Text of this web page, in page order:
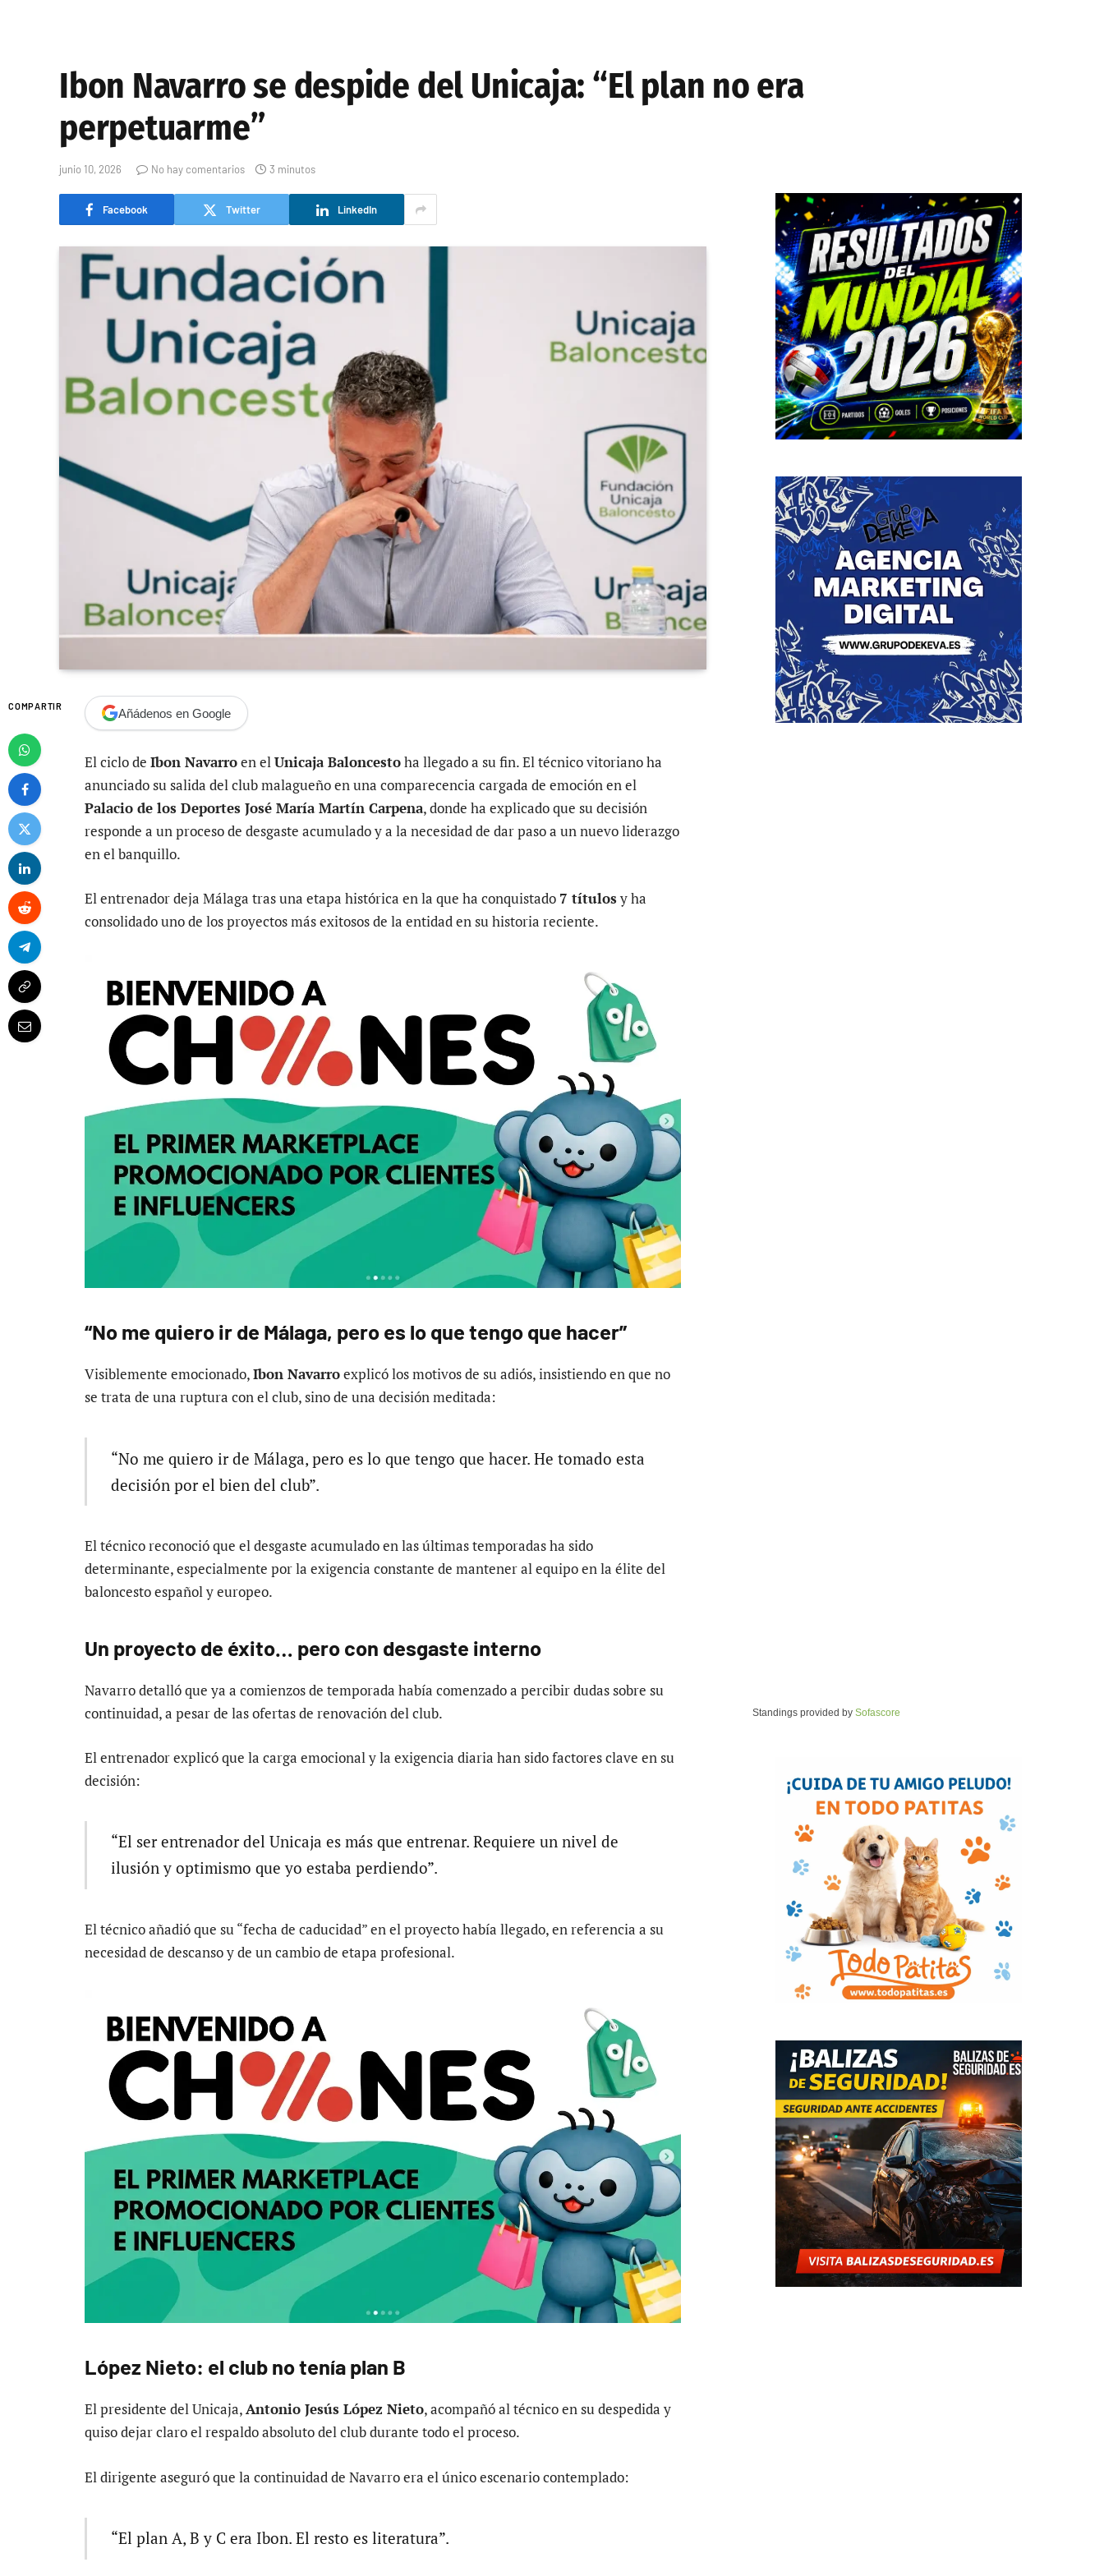
Ibon Navarro se despide del Unicaja: “El plan no era
perpetuarme”
junio 10, 2026 No hay comentarios 3 minutos
Facebook Twitter LinkedIn
COMPARTIR Añádenos en Google
El ciclo de Ibon Navarroen elUnicaja Baloncestoha llegado a su fin. El técnico vitoriano ha
anunciado su salida del club malagueño en una comparecencia cargada de emoción en el
Palacio de los Deportes José María Martín Carpena, donde ha explicado que su decisión
responde a un proceso de desgaste acumulado y a la necesidad de dar paso a un nuevo liderazgo
en el banquillo.
El entrenador deja Málaga tras una etapa histórica en la que ha conquistado 7 títulosy ha
consolidado uno de los proyectos más exitosos de la entidad en su historia reciente.
“No me quiero ir de Málaga, pero es lo que tengo que hacer”
Visiblemente emocionado,Ibon Navarroexplicó los motivos de su adiós, insistiendo en que no
se trata de una ruptura con el club, sino de una decisión meditada:
“No me quiero ir de Málaga, pero es lo que tengo que hacer. He tomado esta
decisión por el bien del club”.
El técnico reconoció que el desgaste acumulado en las últimas temporadas ha sido
determinante, especialmente por la exigencia constante de mantener al equipo en la élite del
baloncesto español y europeo.
Un proyecto de éxito… pero con desgaste interno
Navarro detalló que ya a comienzos de temporada había comenzado a percibir dudas sobre su
continuidad, a pesar de las ofertas de renovación del club.
El entrenador explicó que la carga emocional y la exigencia diaria han sido factores clave en su
decisión:
“El ser entrenador del Unicaja es más que entrenar. Requiere un nivel de
ilusión y optimismo que yo estaba perdiendo”.
El técnico añadió que su “fecha de caducidad” en el proyecto había llegado, en referencia a su
necesidad de descanso y de un cambio de etapa profesional.
López Nieto: el club no tenía plan B
El presidente del Unicaja,Antonio Jesús López Nieto, acompañó al técnico en su despedida y
quiso dejar claro el respaldo absoluto del club durante todo el proceso.
El dirigente aseguró que la continuidad de Navarro era el único escenario contemplado:
“El plan A, B y C era Ibon. El resto es literatura”.
Standings provided by Sofascore